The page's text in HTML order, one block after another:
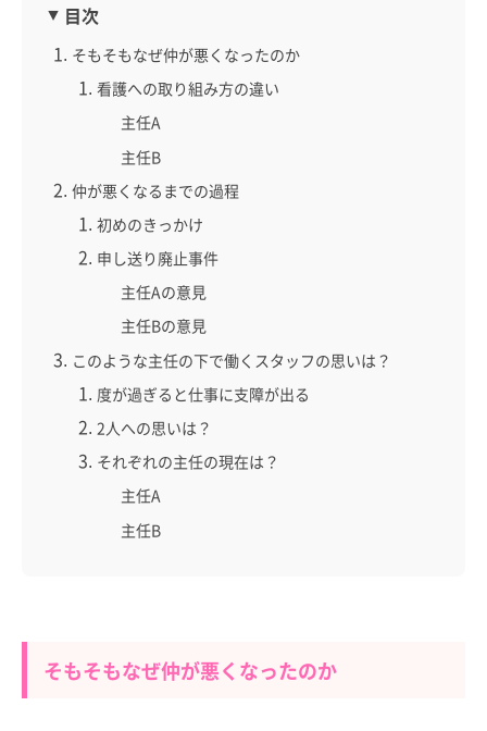
目次
そもそもなぜ仲が悪くなったのか
看護への取り組み方の違い
主任A
主任B
仲が悪くなるまでの過程
初めのきっかけ
申し送り廃止事件
主任Aの意見
主任Bの意見
このような主任の下で働くスタッフの思いは？
度が過ぎると仕事に支障が出る
2人への思いは？
それぞれの主任の現在は？
主任A
主任B
そもそもなぜ仲が悪くなったのか